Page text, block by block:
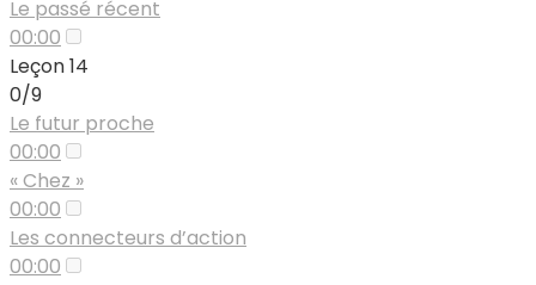
Le passé récent
00:00
Leçon 14
0/9
Le futur proche
00:00
« Chez »
00:00
Les connecteurs d’action
00:00